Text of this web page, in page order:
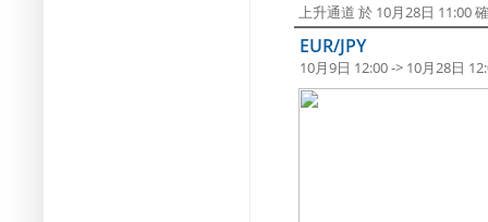
上升通道 於 10月28日 11:00
EUR/JPY
10月9日 12:00 -> 10月28日